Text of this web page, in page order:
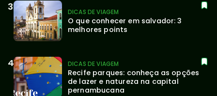
DICAS DE VIAGEM
O que conhecer em salvador: 3
melhores points
DICAS DE VIAGEM
Recife parques: conheça as opções
de lazer e natureza na capital
pernambucana